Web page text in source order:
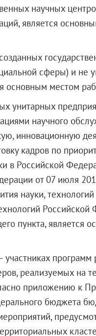
научных
является
сферы) и не
основным местом
унитарных
научного
инновационную
кадров по
в Российской
от 07 июля
науки,
Российской
пункта, является
программ
реализуемых на
приложению к
бюджета